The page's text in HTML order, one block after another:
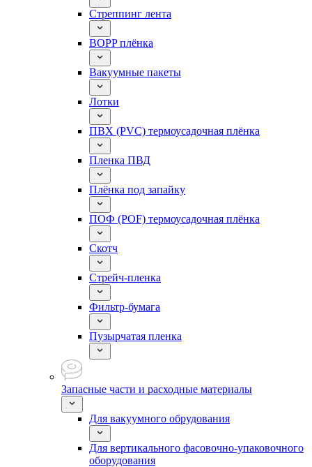
Стреппинг лента
BOPP плёнка
Вакуумные пакеты
Лотки
ПВХ (PVC) термоусадочная плёнка
Пленка ПВД
Плёнка под запайку
ПОФ (POF) термоусадочная плёнка
Скотч
Стрейч-пленка
Фильтр-бумага
Пузырчатая пленка
Запасные части и расходные материалы
Для вакуумного обрудования
Для вертикального фасовочно-упаковочного
оборудования